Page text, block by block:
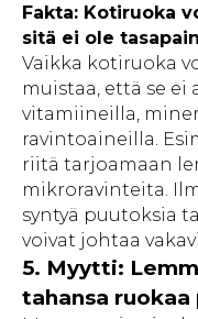
Fakta: Kotiruoka
sitä ei ole
Vaikka kotiruoka
muistaa, että se
vitamiineilla,
ravintoaineilla.
riitä tarjoamaan
mikroravinteita.
syntyä puutoksia
voivat johtaa
5. Myytti:
tahansa